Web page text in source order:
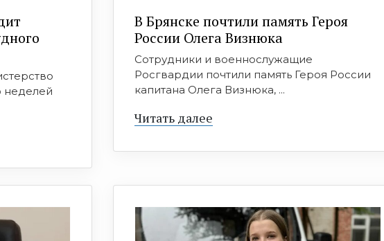
неделей
В Брянске почтили память Героя
России Олега Визнюка
Сотрудники и военнослужащие
Росгвардии почтили память Героя России
капитана Олега Визнюка, ...
Читать далее